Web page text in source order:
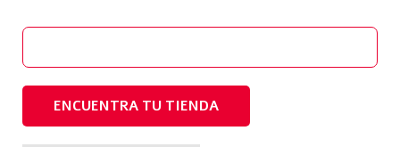
ENCUENTRA TU TIENDA